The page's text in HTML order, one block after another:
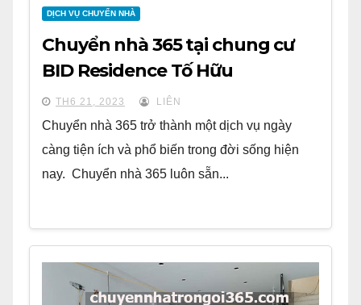
DỊCH VỤ CHUYỂN NHÀ
Chuyển nhà 365 tại chung cư
BID Residence Tố Hữu
TH6 21, 2023 LIÊN
Chuyển nhà 365 trở thành một dịch vụ ngày
càng tiện ích và phổ biến trong đời sống hiện
nay. Chuyển nhà 365 luôn sẵn...